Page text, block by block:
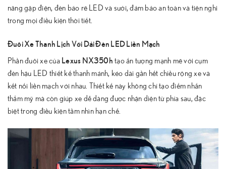
năng gập điện, đèn báo rẽ LED và sưởi, đảm bảo an toàn và tiện nghi
trong mọi điều kiện thời tiết.
Đuôi Xe Thanh Lịch Với Dải Đèn LED Liền Mạch
Phần đuôi xe của Lexus NX350h tạo ấn tượng mạnh mẽ với cụm
đèn hậu LED thiết kế thanh mảnh, kéo dài gần hết chiều rộng xe và
kết nối liền mạch với nhau. Thiết kế này không chỉ tạo điểm nhấn
thẩm mỹ mà còn giúp xe dễ dàng được nhận diện từ phía sau, đặc
biệt trong điều kiện tầm nhìn hạn chế.